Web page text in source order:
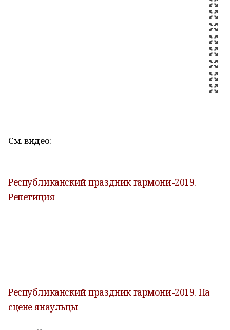
См. видео:
Республиканский праздник гармони-2019.
Репетиция
Республиканский праздник гармони-2019. На
сцене янаульцы